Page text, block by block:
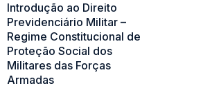
Introdução ao Direito
Previdenciário Militar –
Regime Constitucional de
Proteção Social dos
Militares das Forças
Armadas